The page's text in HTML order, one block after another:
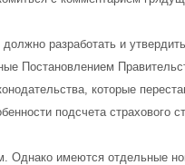
разработать и
Постановлением
которые
подсчета
Однако имеются отдельные